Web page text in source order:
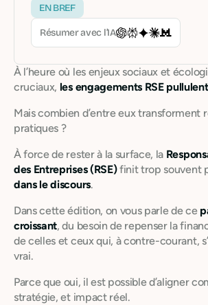
EN BREF
Résumer avec l’IA
À l’heure où les enjeux sociaux et
cruciaux, les engagements RSE pullulent
Mais combien d’entre eux transforment
pratiques ?
À force de rester à la surface, la
des Entreprises (RSE)finit trop souvent
dans le discours.
Dans cette édition, on vous parle de ce
croissant, du besoin de repenser la
de celles et ceux qui, à contre-courant,
vrai.
Parce que oui, il est possible d’aligner
stratégie, et impact réel.